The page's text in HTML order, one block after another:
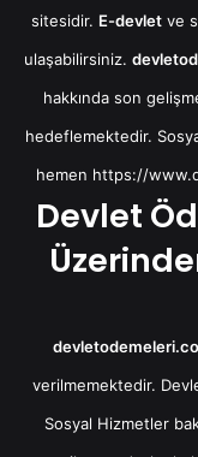
sitesidir. E-devlet ve
ulaşabilirsiniz.
hakkında son
hedeflemektedir.
hemen https://
Devlet
verilmemektedir.
Sosyal Hizmetler